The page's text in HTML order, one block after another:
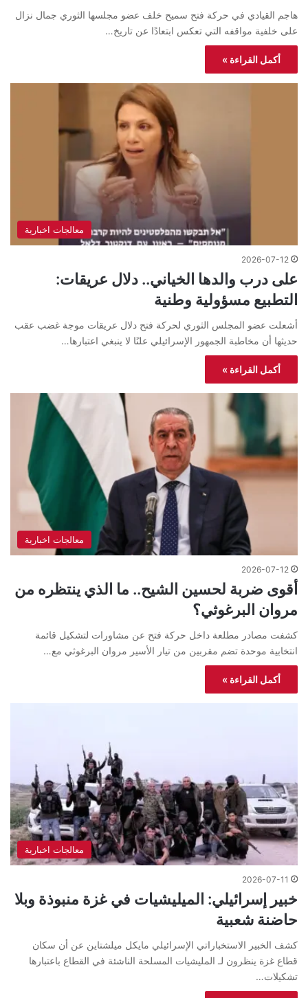
هاجم القيادي في حركة فتح سميح خلف عضو مجلسها الثوري جمال نزال
على خلفية مواقفه التي تعكس ابتعادًا عن تاريخ…
أكمل القراءة »
معالجات اخبارية
2026-07-12
على درب والدها الخياني.. دلال عريقات:
التطبيع مسؤولية وطنية
أشعلت عضو المجلس الثوري لحركة فتح دلال عريقات موجة غضب عقب
حديثها أن مخاطبة الجمهور الإسرائيلي علنًا لا ينبغي اعتبارها…
أكمل القراءة »
معالجات اخبارية
2026-07-12
أقوى ضربة لحسين الشيح.. ما الذي ينتظره من
مروان البرغوثي؟
كشفت مصادر مطلعة داخل حركة فتح عن مشاورات لتشكيل قائمة
انتخابية موحدة تضم مقربين من تيار الأسير مروان البرغوثي مع…
أكمل القراءة »
معالجات اخبارية
2026-07-11
خبير إسرائيلي: الميليشيات في غزة منبوذة وبلا
حاضنة شعبية
كشف الخبير الاستخباراتي الإسرائيلي مايكل ميلشتاين عن أن سكان
قطاع غزة ينظرون لـ المليشيات المسلحة الناشئة في القطاع باعتبارها
تشكيلات…